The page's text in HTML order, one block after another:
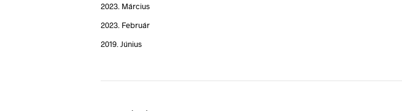
2023. Március
2023. Február
2019. Június